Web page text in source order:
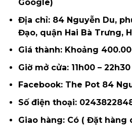
Google)
Địa chỉ: 84 Nguyễn Du,
Đạo, quận Hai Bà Trưng,
Giá thành: Khoảng
Giờ mở cửa: 11h00 – 22h30
Facebook: The Pot 84
Số điện thoại:
Giao hàng: Có ( Đặt hàng